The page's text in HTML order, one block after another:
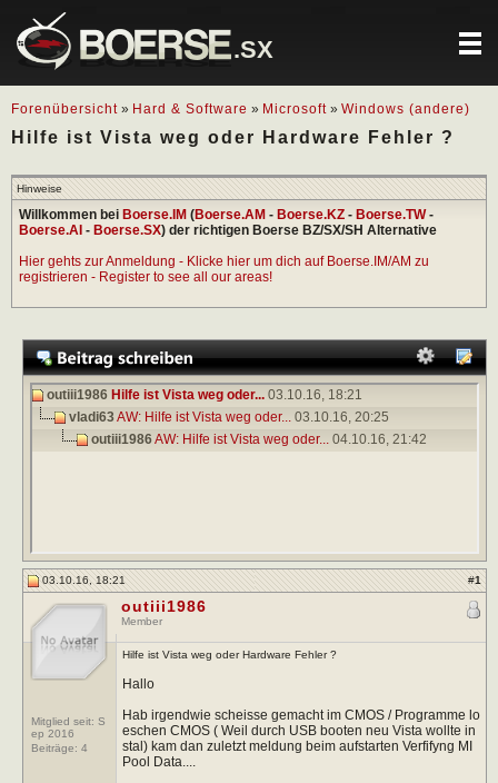
.SX
Forenübersicht » Hard & Software » Microsoft » Windows (andere)
Hilfe ist Vista weg oder Hardware Fehler ?
Hinweise
Willkommen bei Boerse.IM (Boerse.AM - Boerse.KZ - Boerse.TW-
Boerse.AI - Boerse.SX) der richtigen Boerse BZ/SX/SH Alternative
Hier gehts zur Anmeldung - Klicke hier um dich auf Boerse.IM/AM zu
registrieren - Register to see all our areas!
outiii1986 Hilfe ist Vista weg oder... 03.10.16, 18:21
vladi63AW: Hilfe ist Vista weg oder... 03.10.16, 20:25
outiii1986AW: Hilfe ist Vista weg oder... 04.10.16, 21:42
03.10.16, 18:21 #1
Mitglied seit: S
ep 2016
Beiträge: 4
outiii1986
Member
Hilfe ist Vista weg oder Hardware Fehler ?
Hallo
Hab irgendwie scheisse gemacht im CMOS / Programme lo
eschen CMOS ( Weil durch USB booten neu Vista wollte in
stal) kam dan zuletzt meldung beim aufstarten Verfifyng MI
Pool Data....